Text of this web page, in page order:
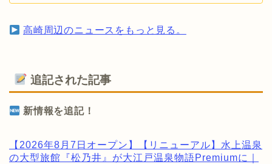
高崎周辺のニュースをもっと見る。
追記された記事
新情報を追記！
【2026年8月7日オープン】【リニューアル】水上温泉
の大型旅館『松乃井』が大江戸温泉物語Premiumに｜